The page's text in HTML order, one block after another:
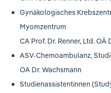
Gynäkologisches
Myomzentrum
CA Prof. Dr. Renner, Ltd. OÄ
ASV-Chemoambulanz,
OA Dr. Wachsmann
Studienassistentinnen